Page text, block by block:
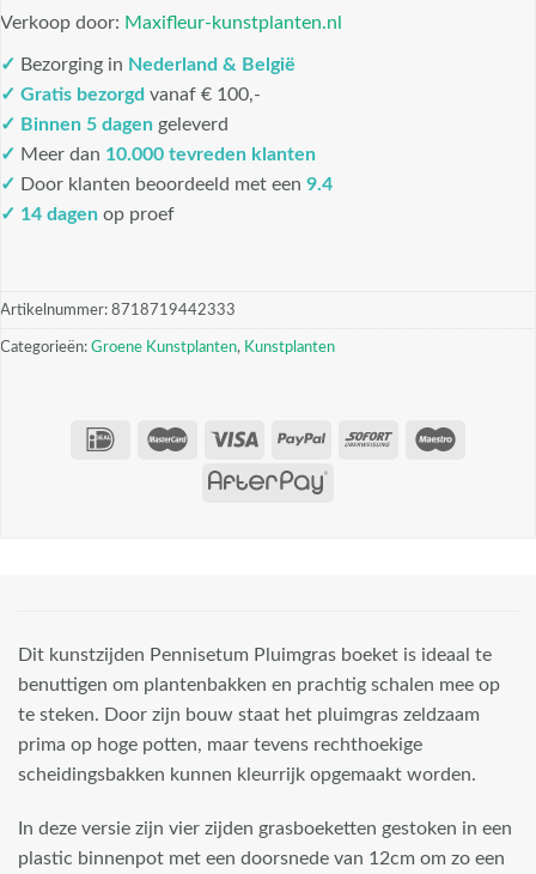
Verkoop door: Maxifleur-kunstplanten.nl
✓ Bezorging in Nederland & België
✓ Gratis bezorgd vanaf € 100,-
✓ Binnen 5 dagen geleverd
✓ Meer dan 10.000 tevreden klanten
✓ Door klanten beoordeeld met een 9.4
✓ 14 dagen op proef
Artikelnummer: 8718719442333
Categorieën: Groene Kunstplanten, Kunstplanten
Dit kunstzijden Pennisetum Pluimgras boeket is ideaal te
benuttigen om plantenbakken en prachtig schalen mee op
te steken. Door zijn bouw staat het pluimgras zeldzaam
prima op hoge potten, maar tevens rechthoekige
scheidingsbakken kunnen kleurrijk opgemaakt worden.
In deze versie zijn vier zijden grasboeketten gestoken in een
plastic binnenpot met een doorsnede van 12cm om zo een